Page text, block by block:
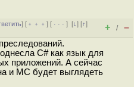
] [ ﹢﹢﹢] [ · · ·][↓] [↑]
+ / –
С# как язык для
приложений. А сейчас
и МС будет выглядеть